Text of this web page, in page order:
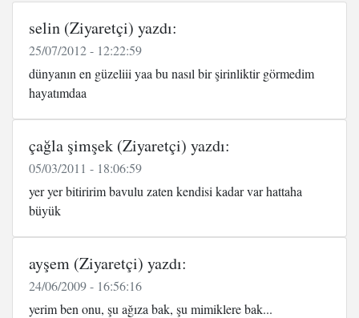
selin (Ziyaretçi) yazdı:
25/07/2012 - 12:22:59
dünyanın en güzeliii yaa bu nasıl bir şirinliktir görmedim
hayatımdaa
çağla şimşek (Ziyaretçi) yazdı:
05/03/2011 - 18:06:59
yer yer bitiririm bavulu zaten kendisi kadar var hattaha
büyük
ayşem (Ziyaretçi) yazdı:
24/06/2009 - 16:56:16
yerim ben onu, şu ağıza bak, şu mimiklere bak...